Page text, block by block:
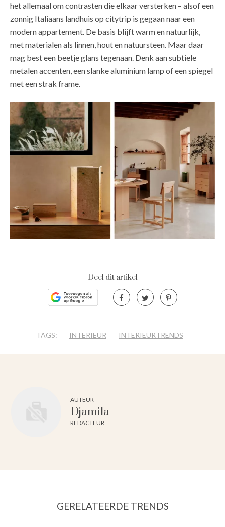
het allemaal om contrasten die elkaar versterken – alsof een
zonnig Italiaans landhuis op citytrip is gegaan naar een
modern appartement. De basis blijft warm en natuurlijk,
met materialen als linnen, hout en natuursteen. Maar daar
mag best een beetje glans tegenaan. Denk aan subtiele
metalen accenten, een slanke aluminium lamp of een spiegel
met een strak frame.
Deel dit artikel
TAGS: INTERIEUR INTERIEURTRENDS
AUTEUR
Djamila
REDACTEUR
GERELATEERDE TRENDS